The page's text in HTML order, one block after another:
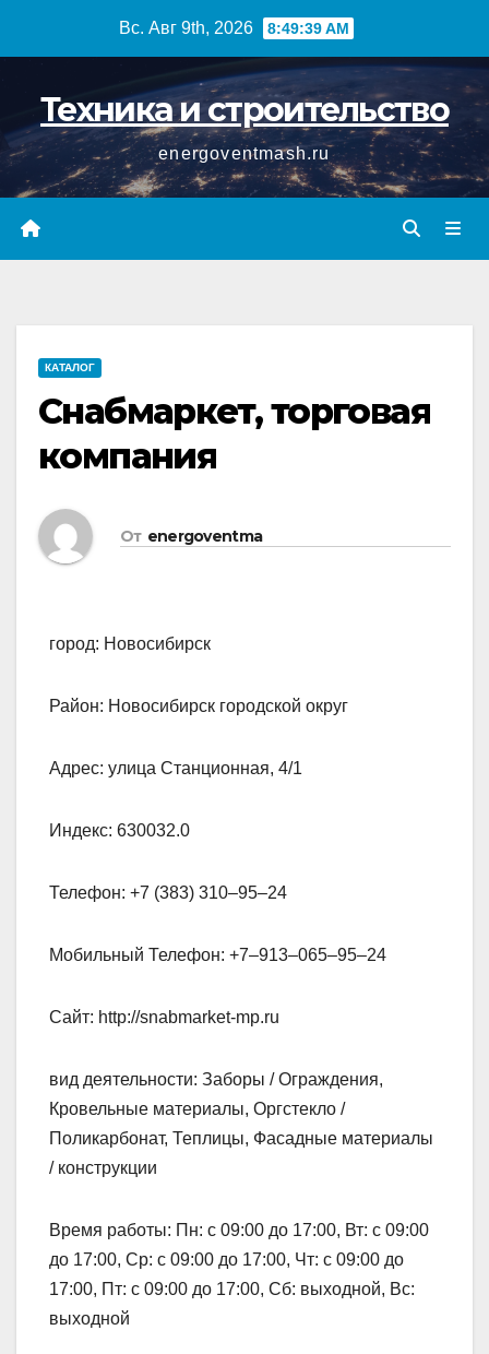
Вс. Авг 9th, 2026 8:49:40 AM
Техника и строительство
energoventmash.ru
КАТАЛОГ
Снабмаркет, торговая
компания
От energoventma
город: Новосибирск
Район: Новосибирск городской округ
Адрес: улица Станционная, 4/1
Индекс: 630032.0
Телефон: +7 (383) 310‒95‒24
Мобильный Телефон: +7‒913‒065‒95‒24
Сайт: http://snabmarket-mp.ru
вид деятельности: Заборы / Ограждения,
Кровельные материалы, Оргстекло /
Поликарбонат, Теплицы, Фасадные материалы
/ конструкции
Время работы: Пн: с 09:00 до 17:00, Вт: с 09:00
до 17:00, Ср: с 09:00 до 17:00, Чт: с 09:00 до
17:00, Пт: с 09:00 до 17:00, Сб: выходной, Вс:
выходной